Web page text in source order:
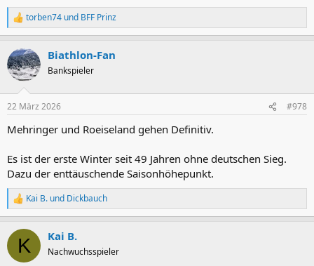
R
e
k
t
i
e
:
torben74 und BFF Prinz
Biathlon-Fan
Bankspieler
22 März 2026 #978
Mehringer und Roeiseland gehen Definitiv.
Es ist der erste Winter seit 49 Jahren ohne deutschen Sieg.
Dazu der enttäuschende Saisonhöhepunkt.
R
e
k
i
Kai B. und Dickbauch
K Kai B.
Nachwuchsspieler